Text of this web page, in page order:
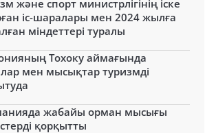
және спорт министрлігінің іске
іс-шаралары мен 2024 жылға
міндеттері туралы
Тохоку аймағында
мен мысықтар туризмді
жабайы орман мысығы
қорқытты